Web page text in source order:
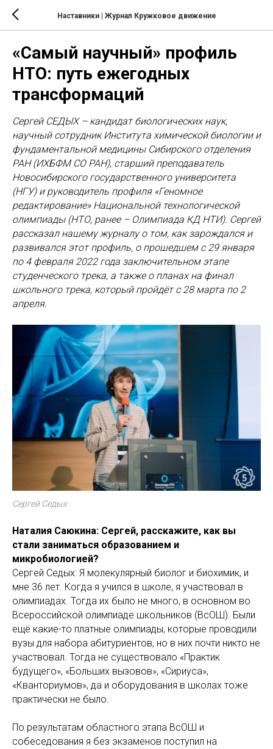
Наставники | Журнал Кружковое движение
«Самый научный» профиль
НТО: путь ежегодных
трансформаций
Сергей СЕДЫХ – кандидат биологических наук,
научный сотрудник Института химической биологии и
фундаментальной медицины Сибирского отделения
РАН (ИХБФМ СО РАН), старший преподаватель
Новосибирского государственного университета
(НГУ) и руководитель профиля «Геномное
редактирование» Национальной технологической
олимпиады (НТО, ранее – Олимпиада КД НТИ). Сергей
рассказал нашему журналу о том, как зарождался и
развивался этот профиль, о прошедшем с 29 января
по 4 февраля 2022 года заключительном этапе
студенческого трека, а также о планах на финал
школьного трека, который пройдёт с 28 марта по 2
апреля.
Сергей Седых
Наталия Саюкина: Сергей, расскажите, как вы
стали заниматься образованием и
микробиологией?
Сергей Седых: Я молекулярный биолог и биохимик, и
мне 36 лет. Когда я учился в школе, я участвовал в
олимпиадах. Тогда их было не много, в основном во
Всероссийской олимпиаде школьников (ВсОШ). Были
ещё какие-то платные олимпиады, которые проводили
вузы для набора абитуриентов, но в них почти никто не
участвовал. Тогда не существовало «Практик
будущего», «Больших вызовов», «Сириуса»,
«Кванториумов», да и оборудования в школах тоже
практически не было.
По результатам областного этапа ВсОШ и
собеседования я без экзаменов поступил на